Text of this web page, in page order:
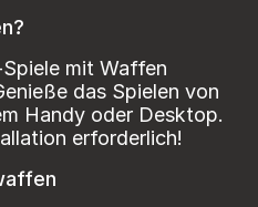
mit Waffen
das Spielen von
Handy oder Desktop.
erforderlich!